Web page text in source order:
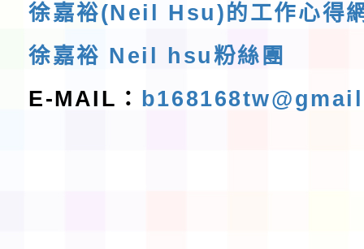
徐嘉裕(Neil Hsu)的工作心得
徐嘉裕 Neil hsu粉絲團
E-MAIL：